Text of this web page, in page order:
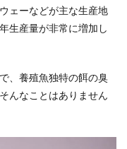
ェーなどが主な生産地
生産量が非常に増加し
、養殖魚独特の餌の臭
んなことはありません